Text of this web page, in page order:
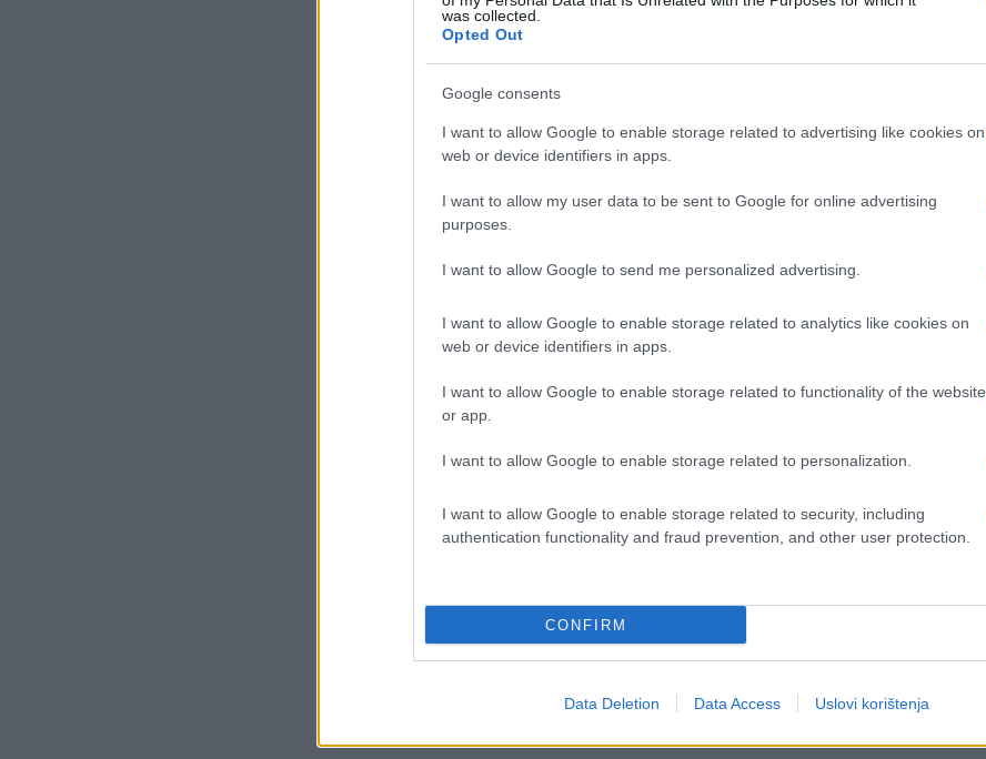
was collected.
Opted Out
Google consents
I want to allow Google to enable storage related to advertising like cookies on
web or device identifiers in apps.
I want to allow my user data to be sent to Google for online advertising
purposes.
I want to allow Google to send me personalized advertising.
I want to allow Google to enable storage related to analytics like cookies on
web or device identifiers in apps.
I want to allow Google to enable storage related to functionality of the website
or app.
I want to allow Google to enable storage related to personalization.
I want to allow Google to enable storage related to security, including
authentication functionality and fraud prevention, and other user protection.
CONFIRM
Data Deletion Data Access Uslovi korištenja